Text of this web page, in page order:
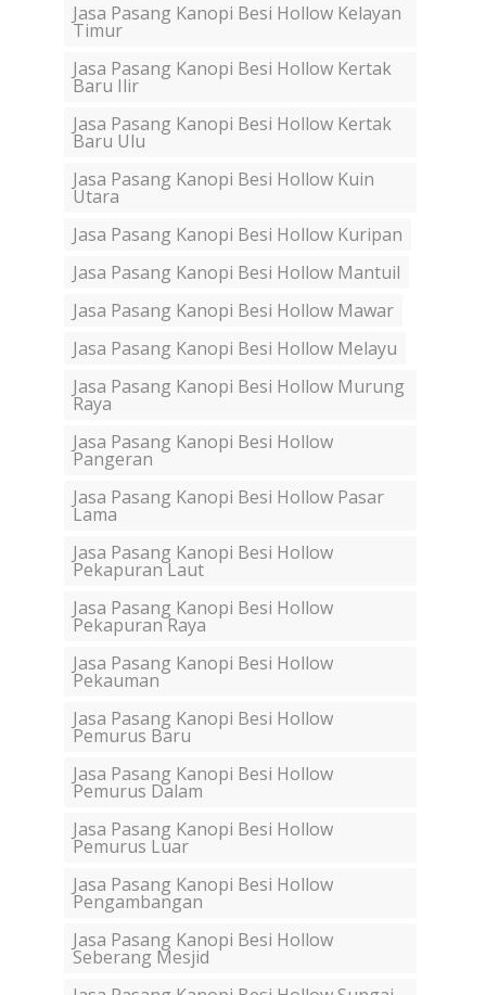
Jasa Pasang Kanopi Besi Hollow Kelayan
Timur
Jasa Pasang Kanopi Besi Hollow Kertak
Baru Ilir
Jasa Pasang Kanopi Besi Hollow Kertak
Baru Ulu
Jasa Pasang Kanopi Besi Hollow Kuin
Utara
Jasa Pasang Kanopi Besi Hollow Kuripan
Jasa Pasang Kanopi Besi Hollow Mantuil
Jasa Pasang Kanopi Besi Hollow Mawar
Jasa Pasang Kanopi Besi Hollow Melayu
Jasa Pasang Kanopi Besi Hollow Murung
Raya
Jasa Pasang Kanopi Besi Hollow
Pangeran
Jasa Pasang Kanopi Besi Hollow Pasar
Lama
Jasa Pasang Kanopi Besi Hollow
Pekapuran Laut
Jasa Pasang Kanopi Besi Hollow
Pekapuran Raya
Jasa Pasang Kanopi Besi Hollow
Pekauman
Jasa Pasang Kanopi Besi Hollow
Pemurus Baru
Jasa Pasang Kanopi Besi Hollow
Pemurus Dalam
Jasa Pasang Kanopi Besi Hollow
Pemurus Luar
Jasa Pasang Kanopi Besi Hollow
Pengambangan
Jasa Pasang Kanopi Besi Hollow
Seberang Mesjid